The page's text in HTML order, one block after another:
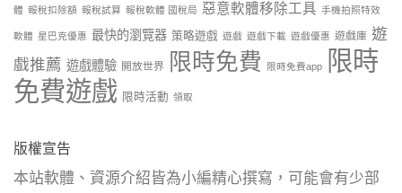
體 報稅扣除額 報稅試算 報稅軟體 國稅局 惡意軟體移除工具 手機拍照特效
軟體 星巴克優惠 最快的瀏覽器 策略遊戲 遊戲 遊戲下載 遊戲優惠 遊戲庫 遊
戲推薦 遊戲體驗 開放世界 限時免費 限時免費app
限時
免費遊戲 限時活動 領取
版權宣告
本站軟體、資源介紹皆為小編精心撰寫，可能會有少部